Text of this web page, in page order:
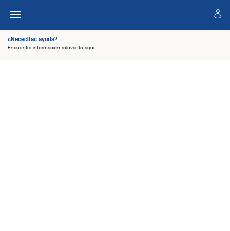
¿Necesitas ayuda?
Encuentra información relevante aquí